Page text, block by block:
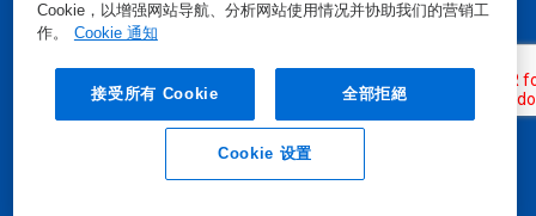
Cookie，以增强网站导航、分析网站使用情况并协助我们的营销工
作。
Cookie 通知
接受所有 Cookie 全部拒絕
Cookie 设置
业务垂询 联系我们
安全数据表 | 隐私政策|使用条款